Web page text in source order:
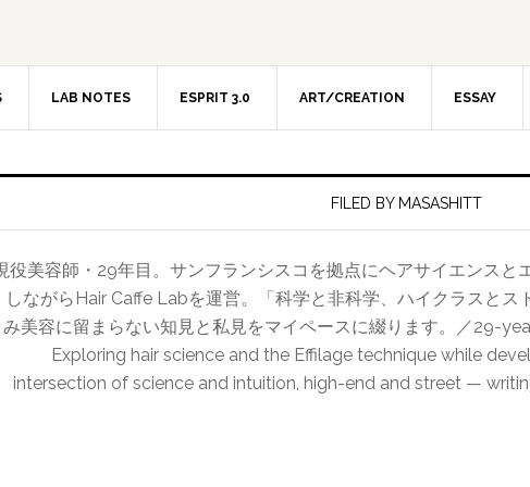
LAB NOTES ESPRIT 3.0 ART/CREATION ESSAY
FILED BY MASASHITT
役美容師・29年目。サンフランシスコを拠点にヘアサイエンスと
しながらHair Caffe Labを運営。「科学と非科学、ハイクラスと
み美容に留まらない知見と私見をマイペースに綴ります。／29-
Exploring hair science and the Effilage technique while
intersection of science and intuition, high-end and street —